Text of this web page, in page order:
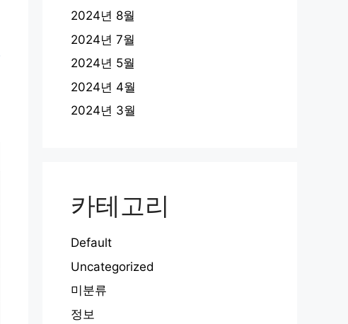
2024년 8월
2024년 7월
2024년 5월
2024년 4월
2024년 3월
카테고리
Default
Uncategorized
미분류
정보